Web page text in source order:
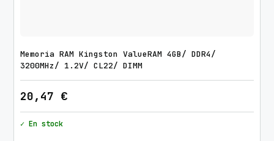
Memoria RAM Kingston ValueRAM 4GB/ DDR4/
3200MHz/ 1.2V/ CL22/ DIMM
20,47 €
✓ En stock